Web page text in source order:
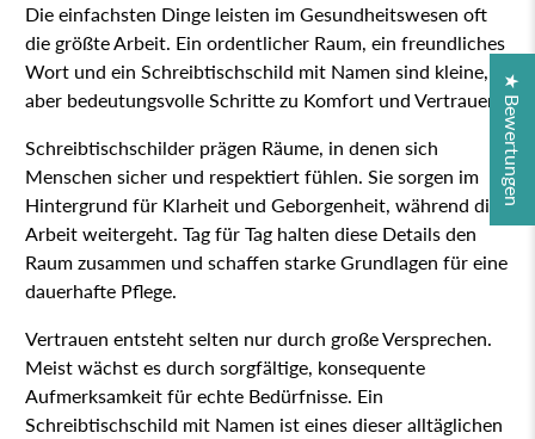
Die einfachsten Dinge leisten im Gesundheitswesen oft
die größte Arbeit. Ein ordentlicher Raum, ein freundliches
Wort und ein Schreibtischschild mit Namen sind kleine,
aber bedeutungsvolle Schritte zu Komfort und Vertrauen.
Schreibtischschilder prägen Räume, in denen sich
Menschen sicher und respektiert fühlen. Sie sorgen im
Hintergrund für Klarheit und Geborgenheit, während die
Arbeit weitergeht. Tag für Tag halten diese Details den
Raum zusammen und schaffen starke Grundlagen für eine
dauerhafte Pflege.
Vertrauen entsteht selten nur durch große Versprechen.
Meist wächst es durch sorgfältige, konsequente
Aufmerksamkeit für echte Bedürfnisse. Ein
Schreibtischschild mit Namen ist eines dieser alltäglichen
★ Bewertungen